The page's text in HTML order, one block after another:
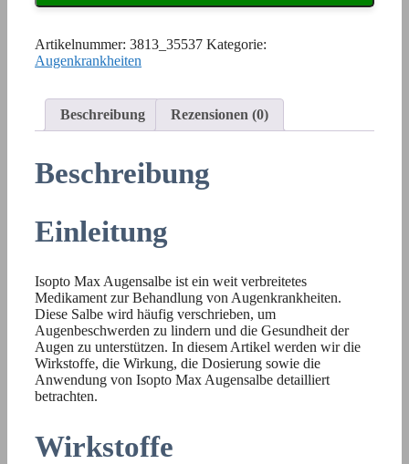
Artikelnummer: 3813_35537 Kategorie:
Augenkrankheiten
Beschreibung Rezensionen (0)
Beschreibung
Einleitung
Isopto Max Augensalbe ist ein weit verbreitetes
Medikament zur Behandlung von Augenkrankheiten.
Diese Salbe wird häufig verschrieben, um
Augenbeschwerden zu lindern und die Gesundheit der
Augen zu unterstützen. In diesem Artikel werden wir die
Wirkstoffe, die Wirkung, die Dosierung sowie die
Anwendung von Isopto Max Augensalbe detailliert
betrachten.
Wirkstoffe